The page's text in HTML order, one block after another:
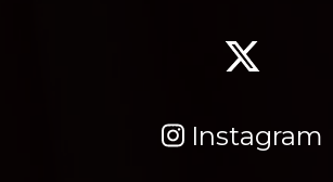
Instagram